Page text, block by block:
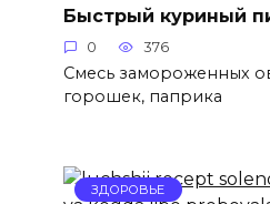
Быстрый куриный
0 376
Смесь замороженных
горошек, паприка
ЗДОРОВЬЕ